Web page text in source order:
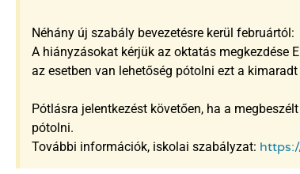
Néhány új szabály bevezetésre kerül februártól:
A hiányzásokat kérjük az oktatás megkezdése
az esetben van lehetőség pótolni ezt a
Pótlásra jelentkezést követően, ha a
pótolni.
További információk, iskolai szabályzat: